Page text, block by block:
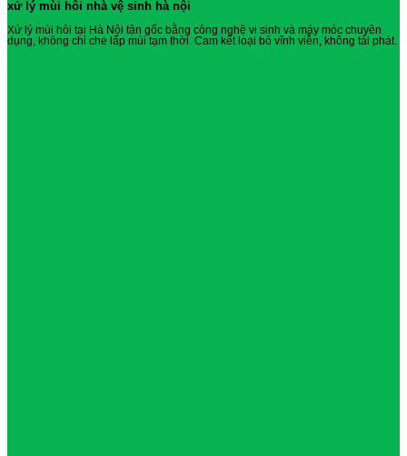
xử lý mùi hôi nhà vệ sinh hà nội
Xử lý mùi hôi tại Hà Nội tận gốc bằng công nghệ vi sinh và máy móc chuyên
dụng, không chỉ che lấp mùi tạm thời. Cam kết loại bỏ vĩnh viễn, không tái phát.